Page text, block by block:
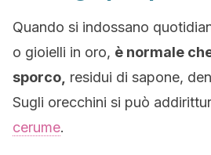
Quando si indossano
o gioielli in oro, è normale
sporco, residui di sapone,
Sugli orecchini si può
cerume.